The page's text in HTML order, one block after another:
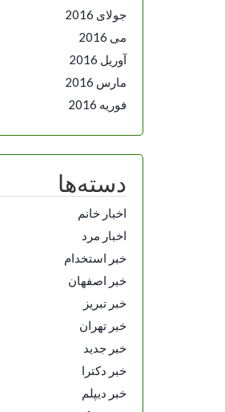
جولای 2016
می 2016
آوریل 2016
مارس 2016
فوریه 2016
دسته‌ها
اخبار خانم
اخبار مرد
خبر استخدام
خبر اصفهان
خبر تبریز
خبر تهران
خبر جدید
خبر دکترا
خبر دیپلم